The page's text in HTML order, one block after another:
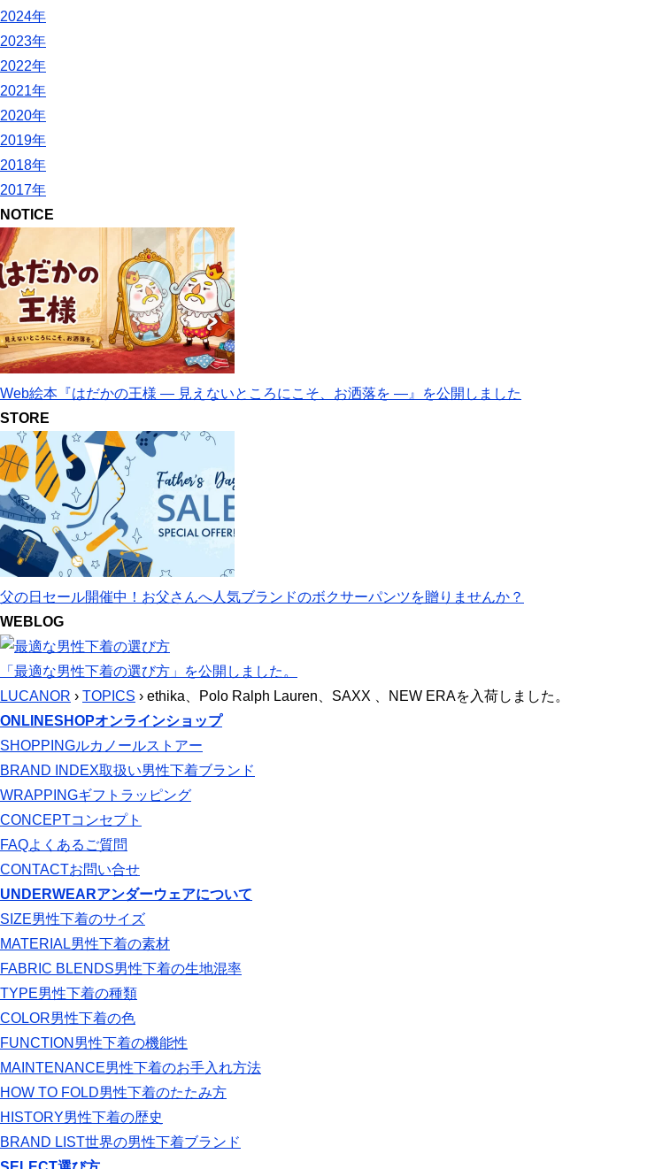
2024年
2023年
2022年
2021年
2020年
2019年
2018年
2017年
NOTICE
Web絵本『はだかの王様 ― 見えないところにこそ、お洒落を ―』を公開しました
STORE
父の日セール開催中！お父さんへ人気ブランドのボクサーパンツを贈りませんか？
WEBLOG
「最適な男性下着の選び方」を公開しました。
LUCANOR › TOPICS › ethika、Polo Ralph Lauren、SAXX 、NEW ERAを入荷しました。
ONLINESHOPオンラインショップ
SHOPPINGルカノールストアー
BRAND INDEX取扱い男性下着ブランド
WRAPPINGギフトラッピング
CONCEPTコンセプト
FAQよくあるご質問
CONTACTお問い合せ
UNDERWEARアンダーウェアについて
SIZE男性下着のサイズ
MATERIAL男性下着の素材
FABRIC BLENDS男性下着の生地混率
TYPE男性下着の種類
COLOR男性下着の色
FUNCTION 男性下着の機能性
MAINTENANCE男性下着のお手入れ方法
HOW TO FOLD男性下着のたたみ方
HISTORY男性下着の歴史
BRAND LIST世界の男性下着ブランド